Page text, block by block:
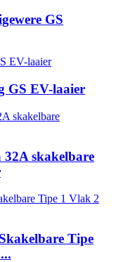
GS
GS EV-laaier
32A skakelbare
Tipe